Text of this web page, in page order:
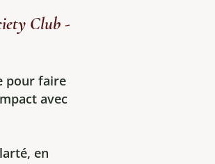
Club -
pour faire
avec
en